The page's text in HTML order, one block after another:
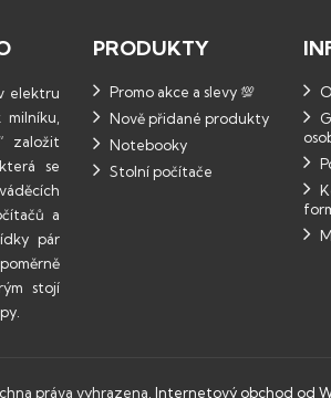
elektru
založit
se
a
pár
stojí
PRODUKTY
Promo akce a slevy 💯
Nově přidané produkty
Notebooky
Stolní počítače
práva vyhrazena. Internetový obchod od